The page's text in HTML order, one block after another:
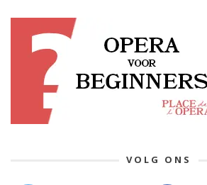
VOLG ONS